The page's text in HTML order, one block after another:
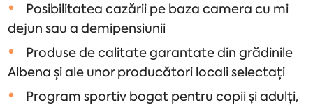
Posibilitatea cazării pe baza camera cu mi
dejun sau a demipensiunii
Produse de calitate garantate din grădinile
Albena și ale unor producători locali selectați
Program sportiv bogat pentru copii și adulți,